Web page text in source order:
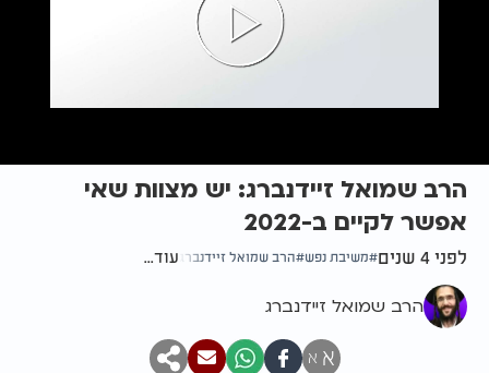
הרב שמואל זיידנברג: יש מצוות שאי
אפשר לקיים ב-2022
לפני 4 שנים משיבת נפש הרב שמואל זיידנברג עוד...
הרב שמואל זיידנברג
א א